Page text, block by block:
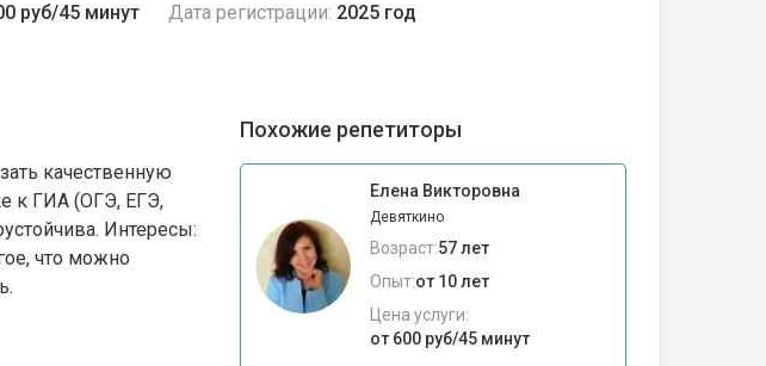
руб/45 минут Дата регистрации: 2025 год
качественную
к ГИА (ОГЭ, ЕГЭ,
Интересы:
что можно
Похожие репетиторы
Елена Викторовна
Девяткино
Возраст:57 лет
Опыт:от 10 лет
Цена услуги:
от 600 руб/45 минут